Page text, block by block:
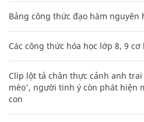
Bảng công thức đạo hàm nguyên
Các công thức hóa học lớp 8, 9
Clip lột tả chân thực cảnh anh
mèo', người tinh ý còn phát hiện
con